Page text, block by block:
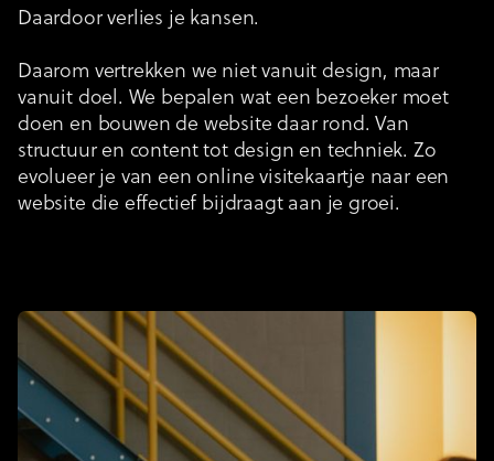
Daardoor verlies je kansen.
Daarom vertrekken we niet vanuit design, maar
vanuit doel. We bepalen wat een bezoeker moet
doen en bouwen de website daar rond. Van
structuur en content tot design en techniek. Zo
evolueer je van een online visitekaartje naar een
website die effectief bijdraagt aan je groei.